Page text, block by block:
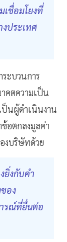
เชื่อมโยงที่
ประเทศ
ะบวนการ
คตความเป็น
ป็นผู้ดำเนินงาน
อตกลงมูลค่า
งบริษัทด้วย
ยิ่งกับคำ
อง
รณ์ที่ยื่นต่อ